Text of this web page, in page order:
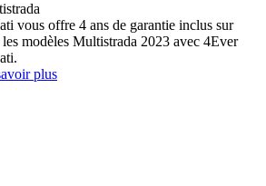
vous offre 4 ans de garantie inclus sur
les modèles Multistrada 2023 avec 4Ever
plus